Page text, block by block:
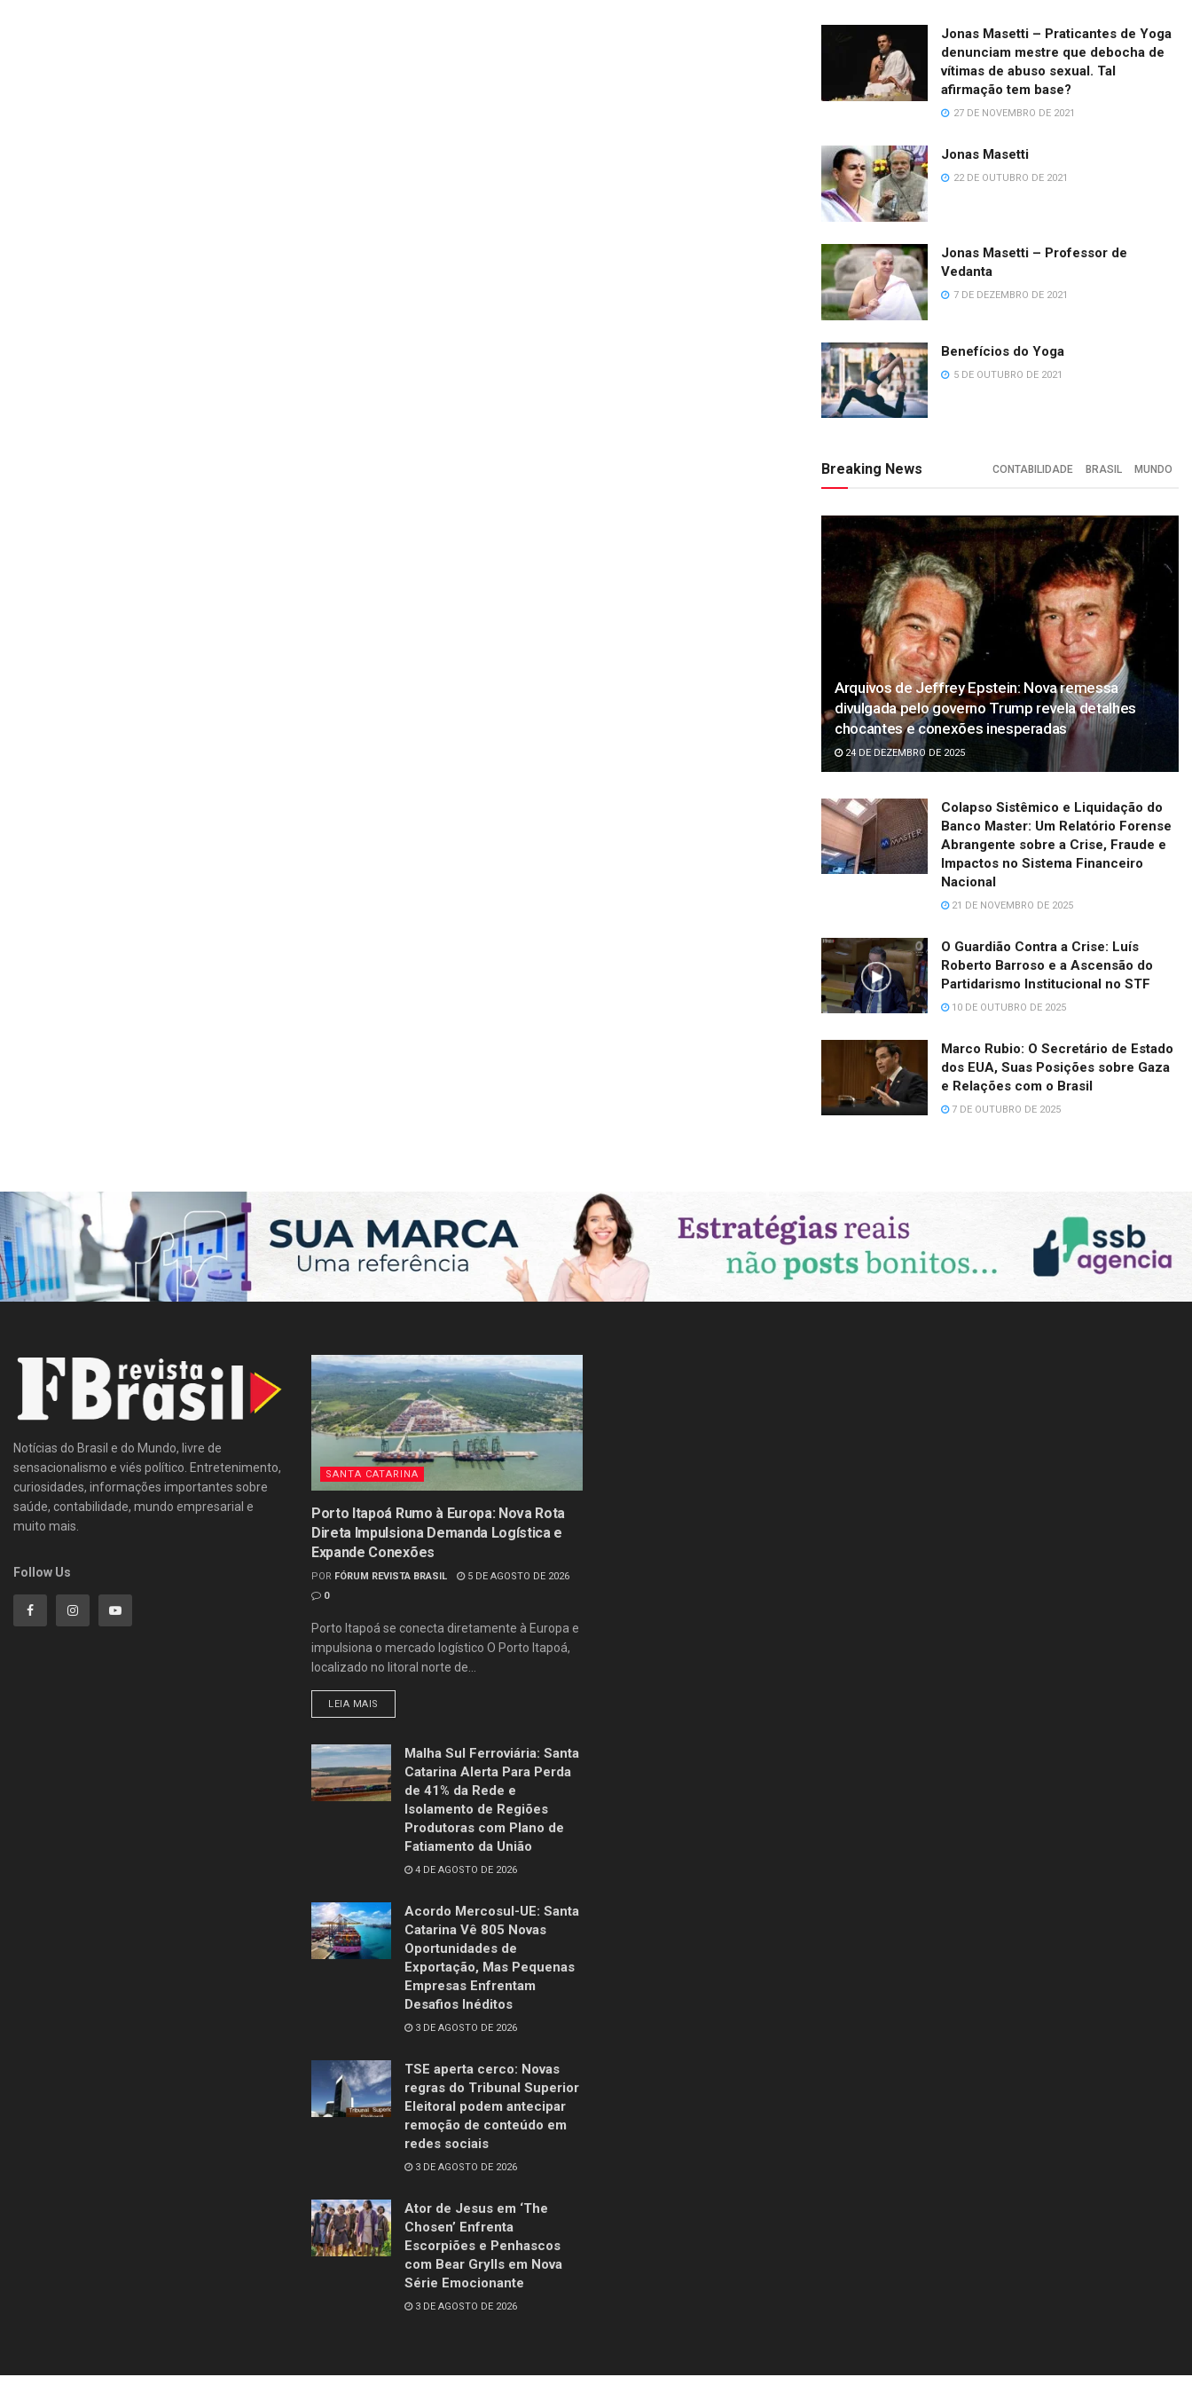
Jonas Masetti – Praticantes de Yoga
denunciam mestre que debocha de
vítimas de abuso sexual. Tal
afirmação tem base?
27 DE NOVEMBRO DE 2021
Jonas Masetti
22 DE OUTUBRO DE 2021
Jonas Masetti – Professor de
Vedanta
7 DE DEZEMBRO DE 2021
Benefícios do Yoga
5 DE OUTUBRO DE 2021
Breaking News CONTABILIDADE BRASIL MUNDO
Arquivos de Jeffrey Epstein: Nova remessa
divulgada pelo governo Trump revela detalhes
chocantes e conexões inesperadas
24 DE DEZEMBRO DE 2025
Colapso Sistêmico e Liquidação do
Banco Master: Um Relatório Forense
Abrangente sobre a Crise, Fraude e
Impactos no Sistema Financeiro
Nacional
21 DE NOVEMBRO DE 2025
O Guardião Contra a Crise: Luís
Roberto Barroso e a Ascensão do
Partidarismo Institucional no STF
10 DE OUTUBRO DE 2025
Marco Rubio: O Secretário de Estado
dos EUA, Suas Posições sobre Gaza
e Relações com o Brasil
7 DE OUTUBRO DE 2025
Notícias do Brasil e do Mundo, livre de
sensacionalismo e viés político. Entretenimento,
curiosidades, informações importantes sobre
saúde, contabilidade, mundo empresarial e
muito mais.
Follow Us
SANTA CATARINA
Porto Itapoá Rumo à Europa: Nova Rota
Direta Impulsiona Demanda Logística e
Expande Conexões
POR FÓRUM REVISTA BRASIL
5 DE AGOSTO DE 2026
0
Porto Itapoá se conecta diretamente à Europa e
impulsiona o mercado logístico O Porto Itapoá,
localizado no litoral norte de...
LEIA MAIS
Malha Sul Ferroviária: Santa
Catarina Alerta Para Perda
de 41% da Rede e
Isolamento de Regiões
Produtoras com Plano de
Fatiamento da União
4 DE AGOSTO DE 2026
Acordo Mercosul-UE: Santa
Catarina Vê 805 Novas
Oportunidades de
Exportação, Mas Pequenas
Empresas Enfrentam
Desafios Inéditos
3 DE AGOSTO DE 2026
TSE aperta cerco: Novas
regras do Tribunal Superior
Eleitoral podem antecipar
remoção de conteúdo em
redes sociais
3 DE AGOSTO DE 2026
Ator de Jesus em ‘The
Chosen’ Enfrenta
Escorpiões e Penhascos
com Bear Grylls em Nova
Série Emocionante
3 DE AGOSTO DE 2026